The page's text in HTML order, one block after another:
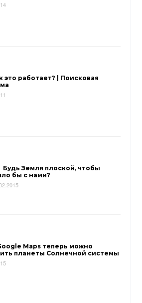
это работает? | Поисковая
Будь Земля плоской, чтобы
бы с нами?
Maps теперь можно
планеты Солнечной системы